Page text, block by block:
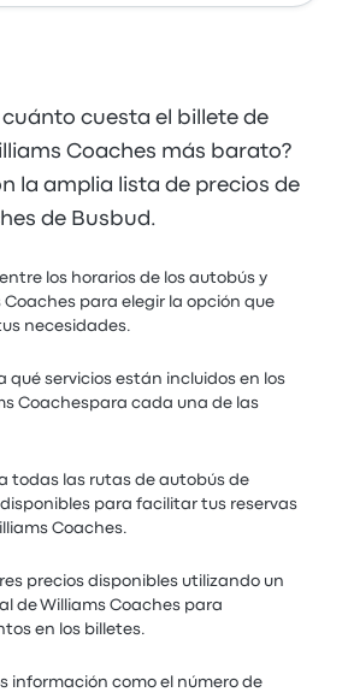
cuánto cuesta el billete de
Coaches más barato?
la amplia lista de precios de
de Busbud.
los horarios de los autobús y
para elegir la opción que
necesidades.
qué servicios están incluidos en los
Coachespara cada una de las
todas las rutas de autobús de
para facilitar tus reservas
Coaches.
precios disponibles utilizando un
de Williams Coaches para
en los billetes.
información como el número de